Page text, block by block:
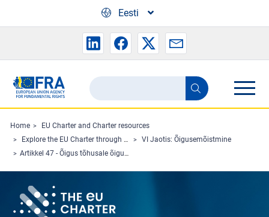
Eesti
Search
the
FRA
website
Search
Home
EU Charter and Charter resources
Explore the EU Charter through Charterpedia
VI Jaotis: Õigusemõistmine
Artikkel 47 - Õigus tõhusale õiguskaitsevahendile ja õiglasele kohtulikule arutamisele